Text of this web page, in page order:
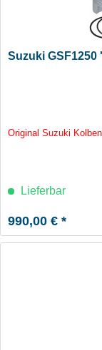
Suzuki
Original Suzuki
Lieferbar
990,00 € *